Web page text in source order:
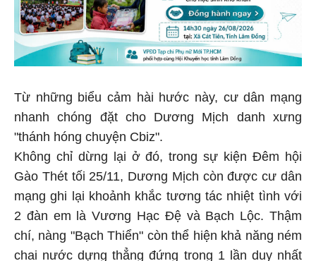
Từ những biểu cảm hài hước này, cư dân mạng
nhanh chóng đặt cho Dương Mịch danh xưng
"thánh hóng chuyện Cbiz".
Không chỉ dừng lại ở đó, trong sự kiện Đêm hội
Gào Thét tối 25/11, Dương Mịch còn được cư dân
mạng ghi lại khoảnh khắc tương tác nhiệt tình với
2 đàn em là Vương Hạc Đệ và Bạch Lộc. Thậm
chí, nàng "Bạch Thiển" còn thể hiện khả năng ném
chai nước dựng thẳng đứng trong 1 lần duy nhất